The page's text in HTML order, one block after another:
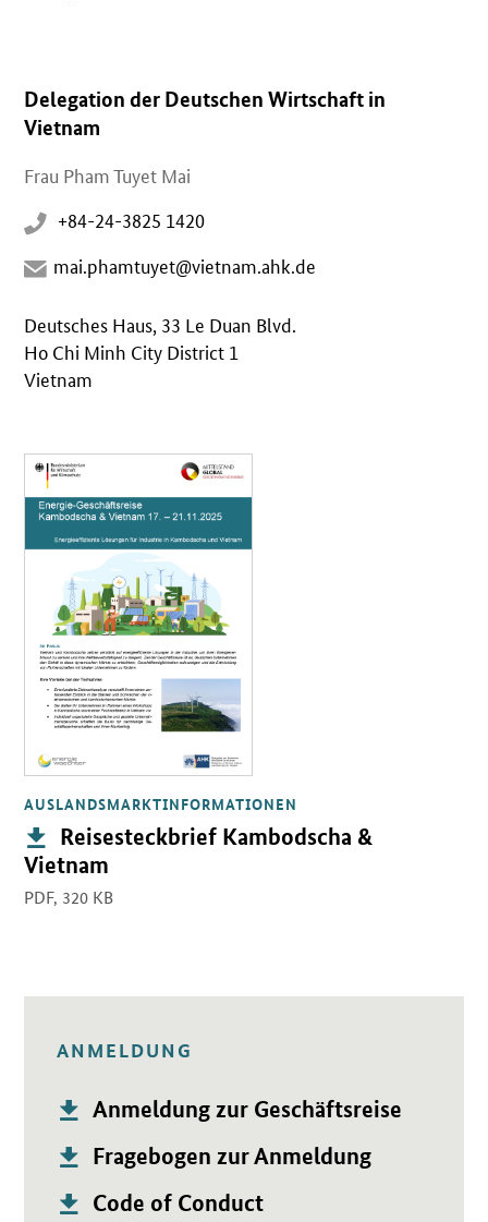
Delegation der Deutschen Wirtschaft in
Vietnam
Frau Pham Tuyet Mai
+84-24-3825 1420
mai.phamtuyet@vietnam.ahk.de
Deutsches Haus, 33 Le Duan Blvd.
Ho Chi Minh City District 1
Vietnam
AUSLANDSMARKTINFORMATIONEN
Publikation:
Reisesteckbrief Kambodscha &
Vietnam
PDF, 320 KB
Öffnet PDF "Reisesteckbrief Kambodscha & Vietnam" in neuem
ANMELDUNG
Publikation:
Anmeldung zur Geschäftsreise
Öffnet PDF "Anmeldung zur Geschäftsreise" in neuem
Publikation:
Fragebogen zur Anmeldung
Öffnet PDF "Fragebogen zur Anmeldung" in neuem Fenster.
Publikation:
Code of Conduct
Öffnet PDF "Code of Conduct" in neuem Fenster.